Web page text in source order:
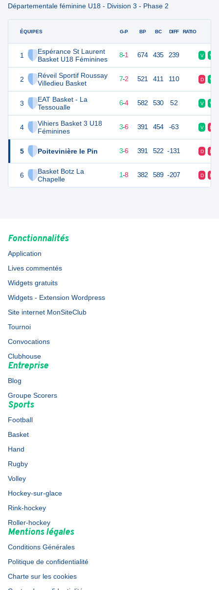
Départementale féminine U18 - Division 3 - Phase 2
ÉQUIPES
1
Espérance St Laurent
Basket U18 Féminines
2
Réveil Sportif Roussay
Villedieu Basket
3
EAT Basket - La
Tessoualle
4
Vihiers Basket 3 U18
Féminines
5 Poitevinière le Pin
6
Basket Botz La
Chapelle
G-P BP BC DIFF RATIO
17 9 8-1 674 435 239 V V
16 9 7-2 521 411 110 D V
16 6-4 582 530 52 V V
12 10 3-6 391 454 -63 V D
12 3-6 391 522 -131 D D
1-8 382 589 -207 D D
Fonctionnalités
Application
Lives commentés
Widgets gratuits
Widgets - Extension Wordpress
Site internet MonSiteClub
Tournoi
Convocations
Clubhouse
Entreprise
Blog
Groupe Scorers
Sports
Football
Basket
Hand
Rugby
Volley
Hockey-sur-glace
Rink-hockey
Roller-hockey
Mentions légales
Conditions Générales
Politique de confidentialité
Charte sur les cookies